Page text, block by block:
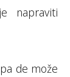
napraviti
de može